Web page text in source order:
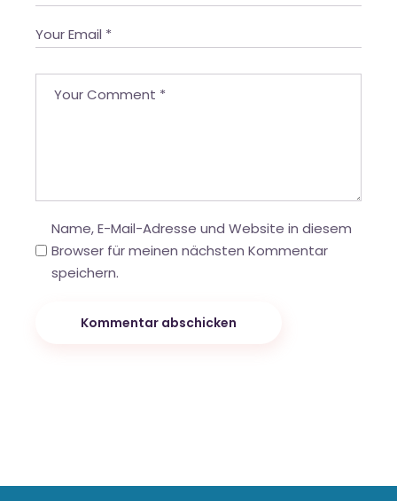
Name, E-Mail-Adresse und Website in diesem
Browser für meinen nächsten Kommentar
speichern.
Kommentar abschicken